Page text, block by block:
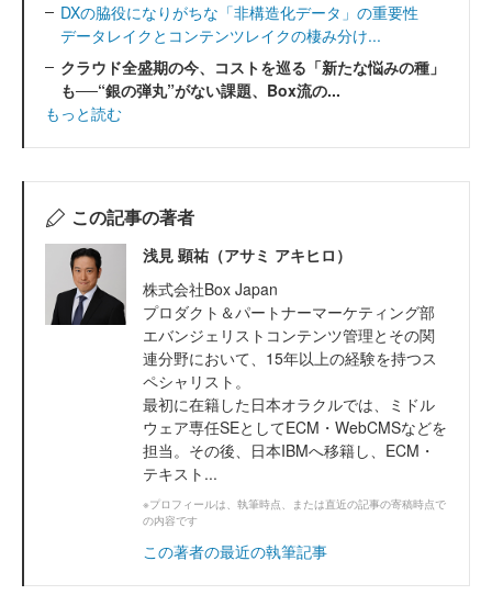
DXの脇役になりがちな「非構造化データ」の重要性
データレイクとコンテンツレイクの棲み分け...
クラウド全盛期の今、コストを巡る「新たな悩みの種」
も──“銀の弾丸”がない課題、Box流の...
もっと読む
この記事の著者
浅見 顕祐（アサミ アキヒロ）
株式会社Box Japan
プロダクト＆パートナーマーケティング部
エバンジェリストコンテンツ管理とその関
連分野において、15年以上の経験を持つス
ペシャリスト。
最初に在籍した日本オラクルでは、ミドル
ウェア専任SEとしてECM・WebCMSなどを
担当。その後、日本IBMへ移籍し、ECM・
テキスト...
※プロフィールは、執筆時点、または直近の記事の寄稿時点で
の内容です
この著者の最近の執筆記事